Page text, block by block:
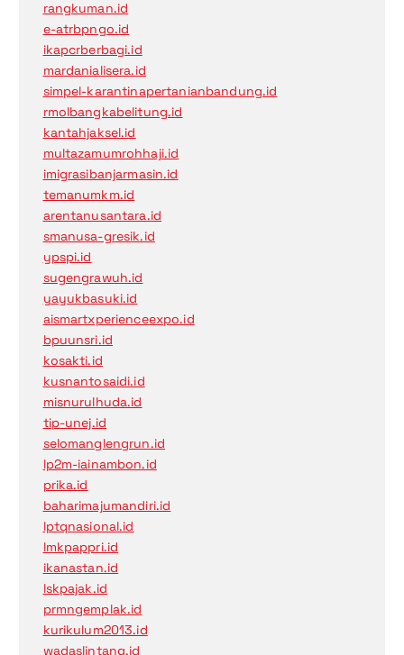
rangkuman.id
e-atrbpngo.id
ikapcrberbagi.id
mardanialisera.id
simpel-karantinapertanianbandung.id
rmolbangkabelitung.id
kantahjaksel.id
multazamumrohhaji.id
imigrasibanjarmasin.id
temanumkm.id
arentanusantara.id
smanusa-gresik.id
ypspi.id
sugengrawuh.id
yayukbasuki.id
aismartxperienceexpo.id
bpuunsri.id
kosakti.id
kusnantosaidi.id
misnurulhuda.id
tip-unej.id
selomanglengrun.id
lp2m-iainambon.id
prika.id
baharimajumandiri.id
lptqnasional.id
lmkpappri.id
ikanastan.id
lskpajak.id
prmngemplak.id
kurikulum2013.id
wadaslintang.id